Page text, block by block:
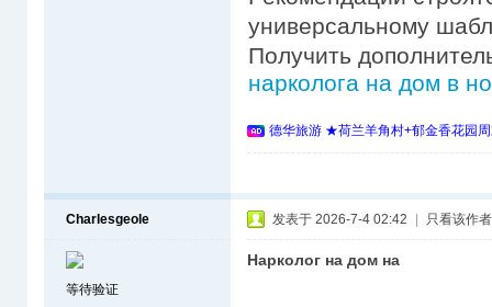
универсальному
Получить
нарколога на дом в
德华旅游 ★荷兰羊角村+郁金香花园
Charlesgeole
等待验证
发表于 2026-7-4 02:42 只看该作者
Нарколог на дом на